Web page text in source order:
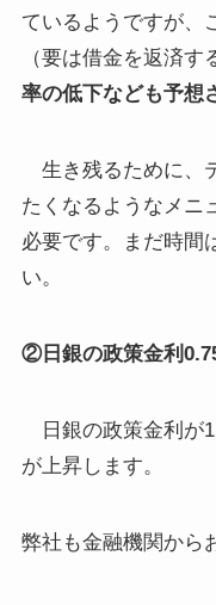
ているようですが、
（要は借金を返済す
率の低下なども予想
生き残るために、
たくなるようなメニ
必要です。まだ時間
い。
②日銀の政策金利
日銀の政策金利が1
が上昇します。
弊社も金融機関から